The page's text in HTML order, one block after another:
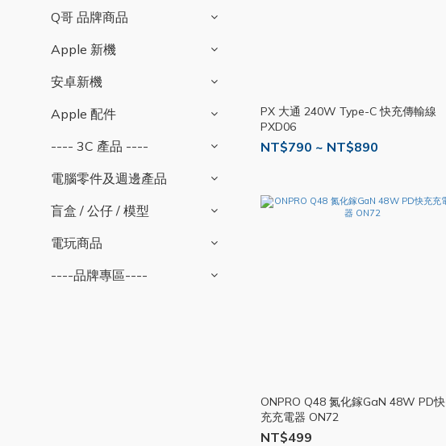
Q哥 品牌商品
Apple 新機
安卓新機
Apple 配件
---- 3C 產品 ----
電腦零件及週邊產品
盲盒 / 公仔 / 模型
電玩商品
----品牌專區----
PX 大通 240W Type-C 快充傳輸線
PXD06
NT$790 ~ NT$890
ONPRO Q48 氮化鎵GaN 48W PD快
充充電器 ON72
NT$499